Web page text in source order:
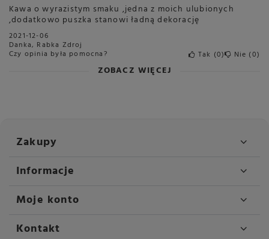
Kawa o wyrazistym smaku ,jedna z moich ulubionych
,dodatkowo puszka stanowi ładną dekorację
2021-12-06
Danka, Rabka Zdroj
Czy opinia była pomocna? Tak 0 Nie 0
ZOBACZ WIĘCEJ
Zakupy
Informacje
Moje konto
Kontakt